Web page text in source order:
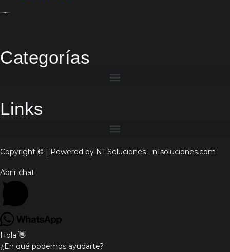
Categorías
Links
Copyright © | Powered by N1 Soluciones - n1soluciones.com
Abrir chat
Hola 👋
¿En qué podemos ayudarte?